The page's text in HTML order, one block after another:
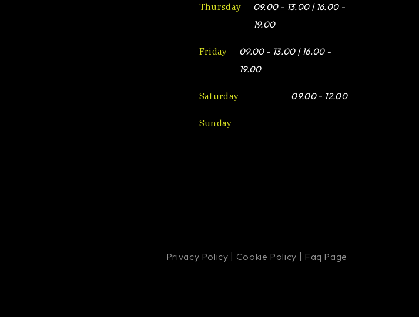
Thursday
09.00 - 13.00 | 16.00 -
19.00
Friday
09.00 - 13.00 | 16.00 -
19.00
Saturday 09.00 - 12.00
Sunday
Privacy Policy Cookie Policy Faq Page